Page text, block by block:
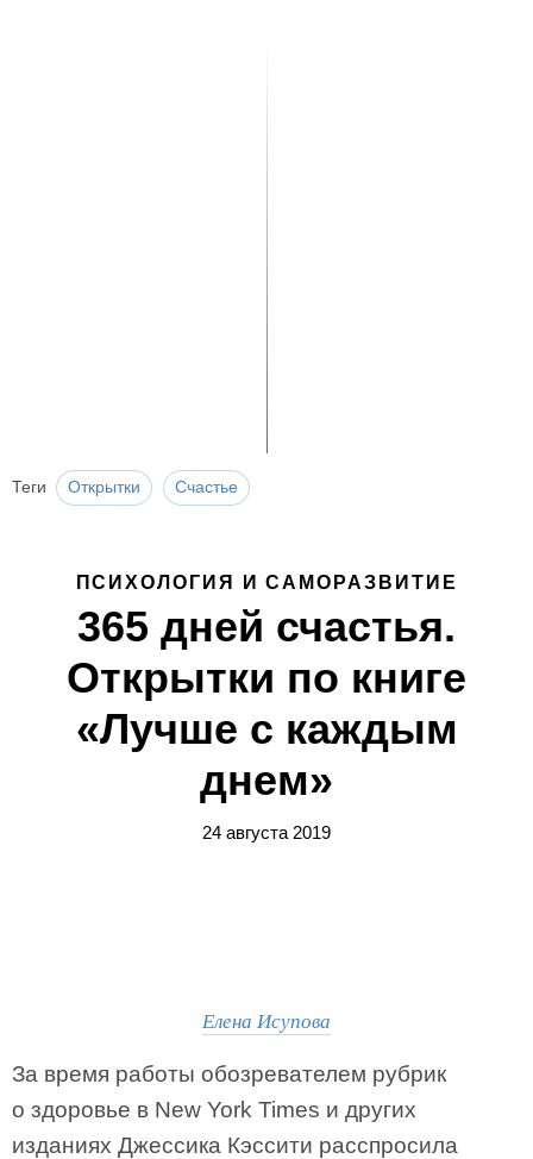
Теги Открытки Счастье
ПСИХОЛОГИЯ И САМОРАЗВИТИЕ
365 дней счастья.
Открытки по книге
«Лучше с каждым
днем»
24 августа 2019
Елена Исупова
За время работы обозревателем рубрик
о здоровье в New York Times и других
изданиях Джессика Кэссити расспросила